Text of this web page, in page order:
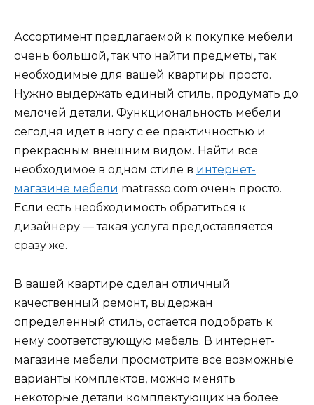
Ассортимент предлагаемой к покупке мебели
очень большой, так что найти предметы, так
необходимые для вашей квартиры просто.
Нужно выдержать единый стиль, продумать до
мелочей детали. Функциональность мебели
сегодня идет в ногу с ее практичностью и
прекрасным внешним видом. Найти все
необходимое в одном стиле в интернет-
магазине мебели matrasso.com очень просто.
Если есть необходимость обратиться к
дизайнеру — такая услуга предоставляется
сразу же.
В вашей квартире сделан отличный
качественный ремонт, выдержан
определенный стиль, остается подобрать к
нему соответствующую мебель. В интернет-
магазине мебели просмотрите все возможные
варианты комплектов, можно менять
некоторые детали комплектующих на более